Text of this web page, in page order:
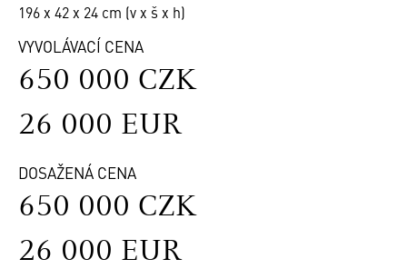
196 x 42 x 24 cm (v x š x h)
VYVOLÁVACÍ CENA
650 000 CZK
26 000 EUR
DOSAŽENÁ CENA
650 000 CZK
26 000 EUR